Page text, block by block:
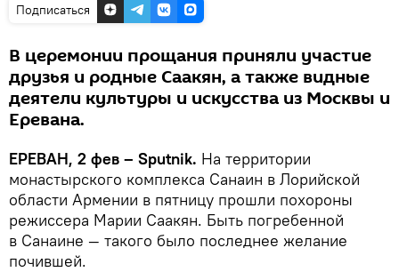
Подписаться
В церемонии прощания приняли участие
друзья и родные Саакян, а также видные
деятели культуры и искусства из Москвы и
Еревана.
ЕРЕВАН, 2 фев – Sputnik. На территории
монастырского комплекса Санаин в Лорийской
области Армении в пятницу прошли похороны
режиссера Марии Саакян. Быть погребенной
в Санаине — такого было последнее желание
почившей.